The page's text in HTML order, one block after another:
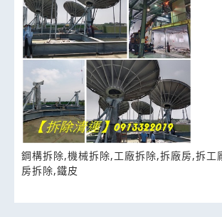
鋼構拆除,機械拆除,工廠拆除,拆廠房,拆工
房拆除,鐵皮